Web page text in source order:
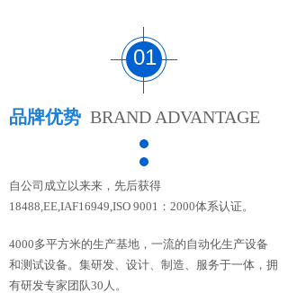
01
自公司成立以来来，先后获得
18488,EE,IAF16949,ISO 9001：2000体系认证。
4000多平方米的生产基地，一流的自动化生产设备
和测试设备。集研发、设计、制造、服务于一体，拥
有研发专家团队30人。
品牌优势 BRAND ADVANTAGE